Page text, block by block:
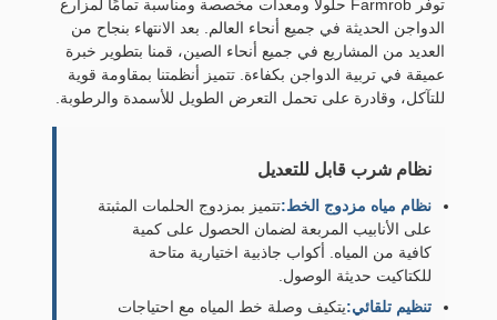
توفر Farmrob حلولاً ومعدات مخصصة ومناسبة تمامًا لمزارع
الدواجن الحديثة في جميع أنحاء العالم. بعد الانتهاء بنجاح من
العديد من المشاريع في جميع أنحاء الصين، قمنا بتطوير خبرة
عميقة في تربية الدواجن بكفاءة. تتميز أنظمتنا بمقاومة قوية
للتآكل، وقادرة على تحمل التعرض الطويل للأسمدة والرطوبة.
نظام شرب قابل للتعديل
نظام مياه مزدوج الخط:تتميز بمزدوج الحلمات المثبتة
على الأنابيب المربعة لضمان الحصول على كمية
كافية من المياه. أكواب جاذبية اختيارية متاحة
للكتاكيت حديثة الوصول.
تنظيم تلقائي:يتكيف وصلة خط المياه مع احتياجات